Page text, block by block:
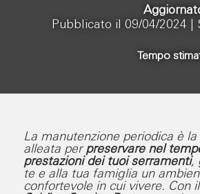
Pubblicato il 09/04/2024 |
Tempo
La manutenzione periodica è
alleata per preservare nel
prestazioni dei tuoi serramenti,
te e alla tua famiglia un
confortevole in cui vivere. Con